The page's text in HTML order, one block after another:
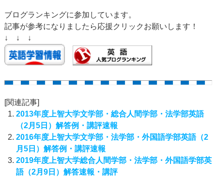
ブログランキングに参加しています。
記事が参考になりましたら応援クリックお願いします！
↓ ↓ ↓
[関連記事]
2013年度上智大学文学部・総合人間学部・法学部英語
（2月5日）解答例・講評速報
2016年度上智大学文学部・法学部・外国語学部英語（2
月5日）解答例・講評速報
2019年度上智大学総合人間学部・法学部・外国語学部英
語（2月9日）解答速報・講評